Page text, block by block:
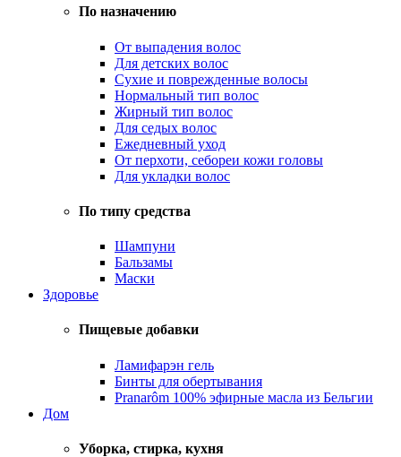
По назначению
От выпадения волос
Для детских волос
Сухие и поврежденные волосы
Нормальный тип волос
Жирный тип волос
Для седых волос
Ежедневный уход
От перхоти, себореи кожи головы
Для укладки волос
По типу средства
Шампуни
Бальзамы
Маски
Здоровье
Пищевые добавки
Ламифарэн гель
Бинты для обертывания
Pranarôm 100% эфирные масла из Бельгии
Дом
Уборка, стирка, кухня